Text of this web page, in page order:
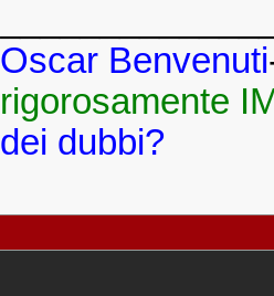
Oscar Benvenuti
rigorosamente
dei dubbi?